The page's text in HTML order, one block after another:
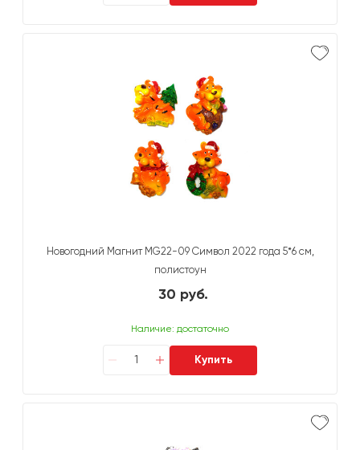
Новогодний Магнит MG22-09 Символ 2022 года 5*6 см,
полистоун
30 руб.
Наличие: достаточно
Купить